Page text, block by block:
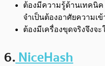
ต้องมีความรู้ด้านเทคนิค
จำเป็นต้องอาศัยความเข้
ต้องมีเครื่องขุดจริงจึงจะ
6.NiceHash